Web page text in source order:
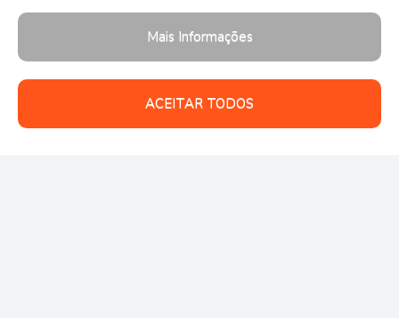
Mais Informações
ACEITAR TODOS